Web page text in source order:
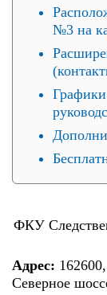
№3 на
ФКУ
Адрес:
Северное